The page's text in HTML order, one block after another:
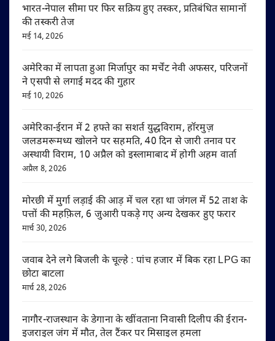
भारत-नेपाल सीमा पर फिर सक्रिय हुए तस्कर, प्रतिबंधित सामानों
की तस्करी तेज
मई 14, 2026
अमेरिका में लापता हुआ मिर्जापुर का मर्चेंट नेवी अफसर, परिजनों
ने एसपी से लगाई मदद की गुहार
मई 10, 2026
अमेरिका-ईरान में 2 हफ्ते का सशर्त युद्धविराम, हॉरमुज़
जलडमरूमध्य खोलने पर सहमति, 40 दिन से जारी तनाव पर
अस्थायी विराम, 10 अप्रैल को इस्लामाबाद में होगी अहम वार्ता
अप्रैल 8, 2026
मोरछी में मुर्गा लड़ाई की आड़ में चल रहा था जंगल में 52 ताश के
पत्तों की महफ़िल, 6 जुआरी पकड़े गए अन्य देखकर हुए फरार
मार्च 30, 2026
जवाब देने लगे बिजली के चूल्हे : पांच हजार में बिक रहा LPG का
छोटा बाटला
मार्च 28, 2026
नागौर-राजस्थान के डेगाना के खींवताना निवासी दिलीप की ईरान-
इजराइल जंग में मौत, तेल टैंकर पर मिसाइल हमला